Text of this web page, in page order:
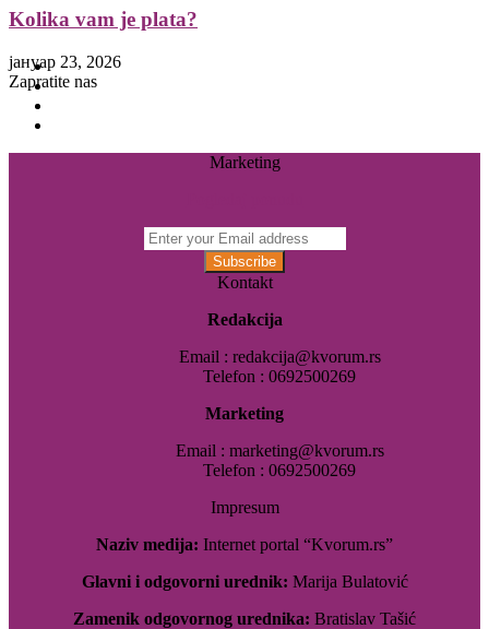
Kolika vam je plata?
јануар 23, 2026
Zapratite nas
Facebook
Twitter
Marketing
Enter
your
Kontakt
Redakcija
Email : redakcija@kvorum.rs
Telefon : 0692500269
Marketing
Email : marketing@kvorum.rs
Telefon : 0692500269
Impresum
Naziv medija: Internet portal “Kvorum.rs”
Glavni i odgovorni urednik: Marija Bulatović
Zamenik odgovornog urednika: Bratislav Tašić